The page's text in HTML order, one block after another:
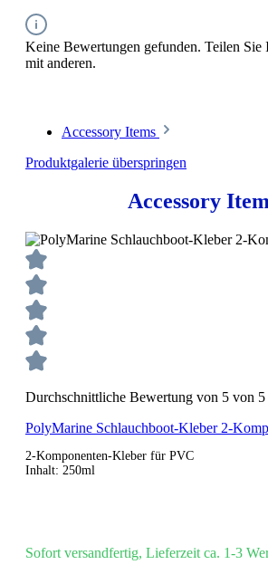
Keine Bewertungen gefunden. Teilen Sie
mit anderen.
Accessory Items
Produktgalerie überspringen
Accessory
Durchschnittliche Bewertung von 5 von 5
PolyMarine Schlauchboot-Kleber 2-
2-Komponenten-Kleber für PVC
Inhalt: 250ml
Sofort versandfertig, Lieferzeit ca. 1-3